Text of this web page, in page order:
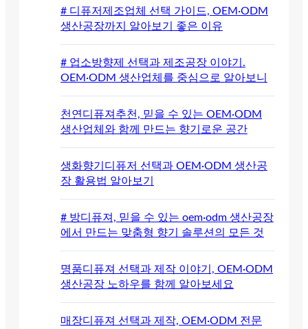
# 디퓨저제조업체 선택 가이드, OEM·ODM
생산공장까지 알아보기 좋은 이유
# 업소방향제 선택과 제조공장 이야기.
OEM·ODM 생산업체를 중심으로 알아보니
천연디퓨져추천, 믿을 수 있는 OEM·ODM
생산업체와 함께 만드는 향기로운 공간
생화향기디퓨저 선택과 OEM·ODM 생산공
장 활용법 알아보기
# 방디퓨져, 믿을 수 있는 oem·odm 생산공장
에서 만드는 맞춤형 향기 솔루션의 모든 것
명품디퓨져 선택과 제작 이야기, OEM·ODM
생산공장 노하우를 함께 알아보세요
매장디퓨져 선택과 제작, OEM·ODM 전문